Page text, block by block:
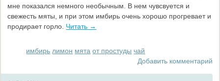
мне показался немного необычным. В нем чувсвуется и
свежесть мяты, и при этом имбирь очень хорошо прогревает и
продирает горло. Читать →
имбирь лимон мята от простуды чай
Добавить комментарий